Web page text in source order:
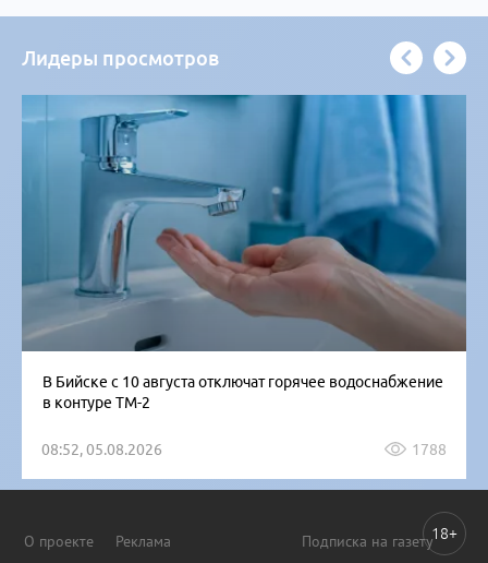
Лидеры просмотров
В Бийске с 10 августа отключат горячее водоснабжение
в контуре ТМ-2
08:52, 05.08.2026 1788
О проекте Реклама Подписка на газету18+